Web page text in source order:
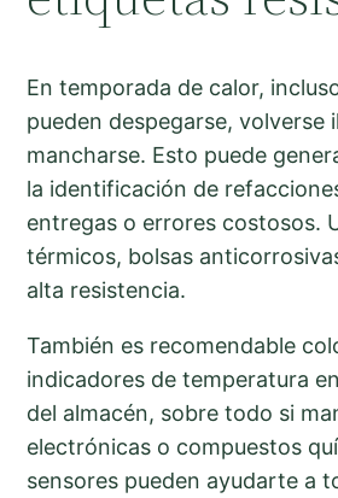
En temporada de calor,
pueden despegarse, volverse
mancharse. Esto puede
la identificación de
entregas o errores costosos.
térmicos, bolsas
alta resistencia.
También es recomendable
indicadores de temperatura
del almacén, sobre todo si
electrónicas o compuestos
sensores pueden ayudarte a